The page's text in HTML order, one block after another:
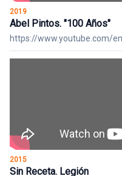
2019
Abel Pintos. "100 Años"
https://www.youtube.com/
2015
Sin Receta. Legión